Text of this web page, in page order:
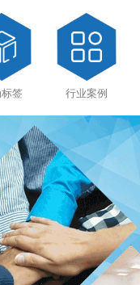
标签 行业案例